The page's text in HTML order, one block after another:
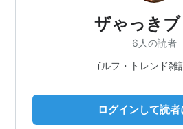
ザゃっき
6人の読者
ゴルフ・トレンド雑
ログインして読者